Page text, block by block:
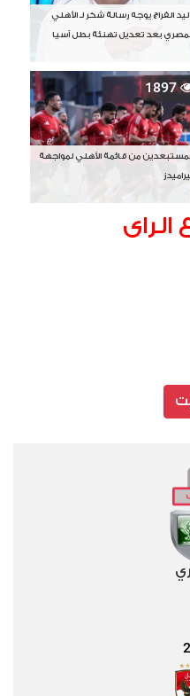
الفراج يوجه رسالة شكر لـ الأهلي
بعد تعديل تهنئة بطل آسيا
1897
من قائمة الأهلي لمواجهة
الراى
2